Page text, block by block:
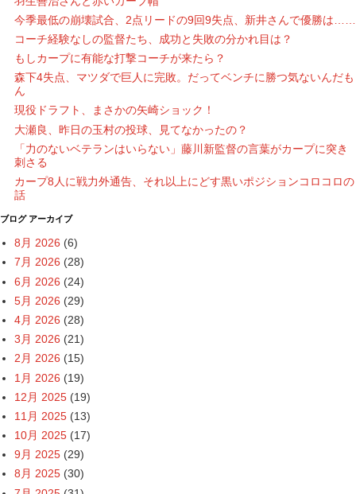
今季最低の崩壊試合、2点リードの9回9失点、新井さんで優勝は……
コーチ経験なしの監督たち、成功と失敗の分かれ目は？
もしカープに有能な打撃コーチが来たら？
森下4失点、マツダで巨人に完敗。だってベンチに勝つ気ないんだも
ん
現役ドラフト、まさかの矢崎ショック！
大瀬良、昨日の玉村の投球、見てなかったの？
「力のないベテランはいらない」藤川新監督の言葉がカープに突き
刺さる
カープ8人に戦力外通告、それ以上にどす黒いポジションコロコロの
話
ブログ アーカイブ
8月 2026 (6)
7月 2026 (28)
6月 2026 (24)
5月 2026 (29)
4月 2026 (28)
3月 2026 (21)
2月 2026 (15)
1月 2026 (19)
12月 2025 (19)
11月 2025 (13)
10月 2025 (17)
9月 2025 (29)
8月 2025 (30)